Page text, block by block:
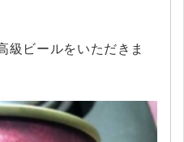
級ビールをいただきま